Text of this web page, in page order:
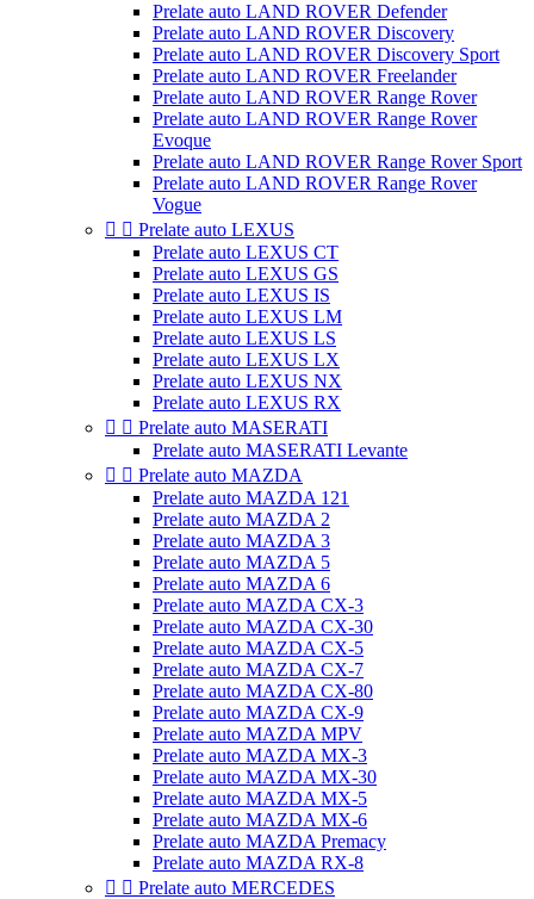
Prelate auto LAND ROVER Defender
Prelate auto LAND ROVER Discovery
Prelate auto LAND ROVER Discovery Sport
Prelate auto LAND ROVER Freelander
Prelate auto LAND ROVER Range Rover
Prelate auto LAND ROVER Range Rover
Evoque
Prelate auto LAND ROVER Range Rover Sport
Prelate auto LAND ROVER Range Rover
Vogue
  Prelate auto LEXUS
Prelate auto LEXUS CT
Prelate auto LEXUS GS
Prelate auto LEXUS IS
Prelate auto LEXUS LM
Prelate auto LEXUS LS
Prelate auto LEXUS LX
Prelate auto LEXUS NX
Prelate auto LEXUS RX
  Prelate auto MASERATI
Prelate auto MASERATI Levante
  Prelate auto MAZDA
Prelate auto MAZDA 121
Prelate auto MAZDA 2
Prelate auto MAZDA 3
Prelate auto MAZDA 5
Prelate auto MAZDA 6
Prelate auto MAZDA CX-3
Prelate auto MAZDA CX-30
Prelate auto MAZDA CX-5
Prelate auto MAZDA CX-7
Prelate auto MAZDA CX-80
Prelate auto MAZDA CX-9
Prelate auto MAZDA MPV
Prelate auto MAZDA MX-3
Prelate auto MAZDA MX-30
Prelate auto MAZDA MX-5
Prelate auto MAZDA MX-6
Prelate auto MAZDA Premacy
Prelate auto MAZDA RX-8
  Prelate auto MERCEDES